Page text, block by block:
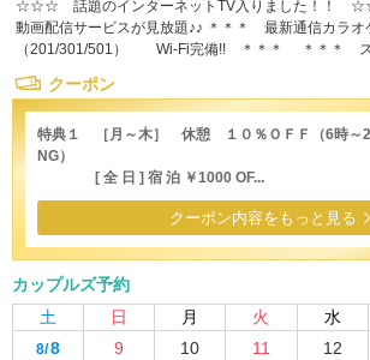
☆☆☆ 話題のインターネットTV入りました！
動画配信サービスが見放題♪♪ ＊＊＊ 最新通信カラオ
（201/301/501） Wi-Fi完備!! ＊＊＊ ＊＊＊ ス
クーポン
特典１ ［月～木］ 休憩 １０％ＯＦＦ（6時～
NG）
[ 全 日 ] 宿 泊 ￥1000 OF...
クーポン内容をもっと見る
カップルズ予約
土
日 月 火 水
8/8
9
10
11
12